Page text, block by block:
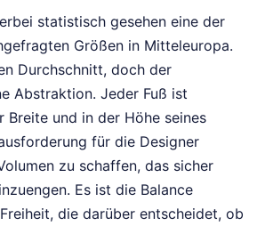
statistisch gesehen eine der
Größen in Mitteleuropa.
Durchschnitt, doch der
Abstraktion. Jeder Fuß ist
Breite und in der Höhe seines
für die Designer
zu schaffen, das sicher
Es ist die Balance
die darüber entscheidet, ob